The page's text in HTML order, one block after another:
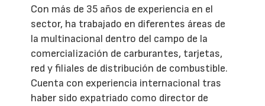
Con más de 35 años de experiencia en el
sector, ha trabajado en diferentes áreas de
la multinacional dentro del campo de la
comercialización de carburantes, tarjetas,
red y filiales de distribución de combustible.
Cuenta con experiencia internacional tras
haber sido expatriado como director de